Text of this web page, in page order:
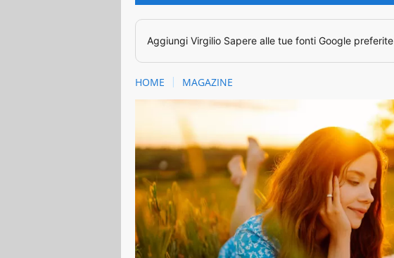
Aggiungi Virgilio Sapere alle tue fonti Google preferite
HOME MAGAZINE